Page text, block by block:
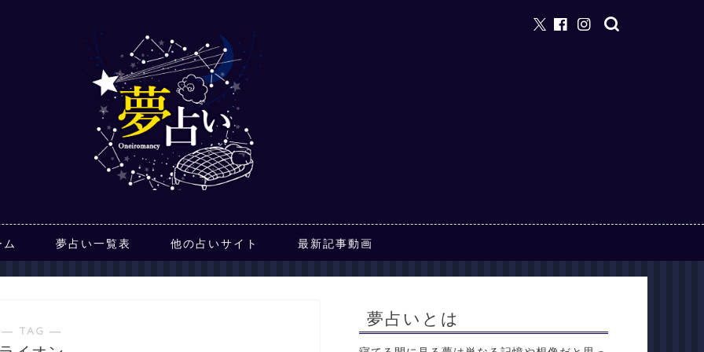
ム 夢占い一覧表 他の占いサイト 最新記事動画
― TAG ―
夢占いとは